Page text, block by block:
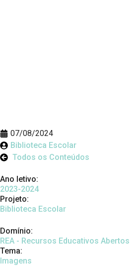
07/08/2024
Biblioteca Escolar
Todos os Conteúdos
Ano letivo:
2023-2024
Projeto:
Biblioteca Escolar
Domínio:
REA - Recursos Educativos Abertos
Tema:
Imagens